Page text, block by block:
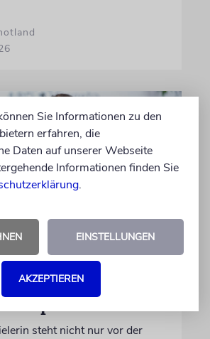
Judenhass:
erhält Deutschen
steht nicht nur vor der
Sie Informationen zu den
erfahren, die
Daten auf unserer Webseite
Informationen finden Sie
.
EINSTELLUNGEN
AKZEPTIEREN